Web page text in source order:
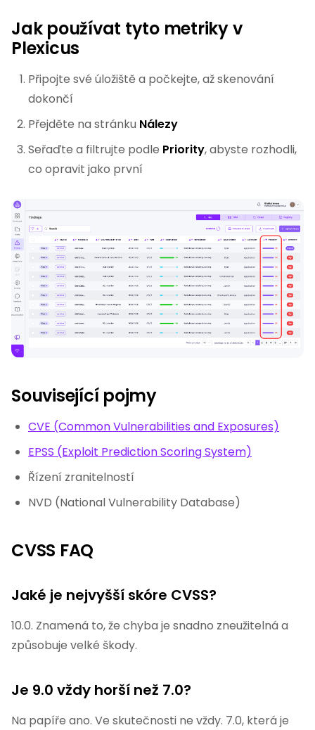
Jak používat tyto metriky v
Plexicus
Připojte své úložiště a počkejte, až skenování
dokončí
Přejděte na stránku Nálezy
Seřaďte a filtrujte podle Priority, abyste rozhodli,
co opravit jako první
Související pojmy
CVE (Common Vulnerabilities and Exposures)
EPSS (Exploit Prediction Scoring System)
Řízení zranitelností
NVD (National Vulnerability Database)
CVSS FAQ
Jaké je nejvyšší skóre CVSS?
10.0. Znamená to, že chyba je snadno zneužitelná a
způsobuje velké škody.
Je 9.0 vždy horší než 7.0?
Na papíře ano. Ve skutečnosti ne vždy. 7.0, která je